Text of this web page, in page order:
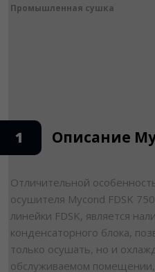
Промышленная сушка
1 Описание
Отличительной
осушителя Mycond FDSK
линейки FDSK, является
конденсаторного блока,
только осушать, но и
обслуживаемом